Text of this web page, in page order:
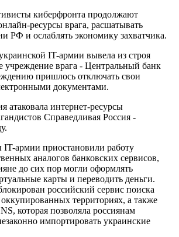
киберфронта продолжают
ресурсы врага, расшатывать
РФ и ослаблять экономику захватчика.
IT-армии вывела из строя
учреждение врага - Центральный банк
пришлось отключать свои
документами.
атаковала интернет-ресурсы
Справедливая Россия -
армии приостановили работу
аналогов банковских сервисов,
до сих пор могли оформлять
карты и переводить деньги.
российский сервис поиска
территориях, а также
которая позволяла россиянам
импортировать украинские